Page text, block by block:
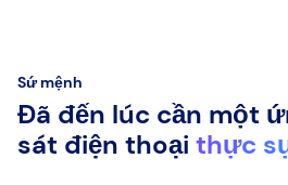
Sứ mệnh
Đã đến lúc cần một
sát điện thoại thực